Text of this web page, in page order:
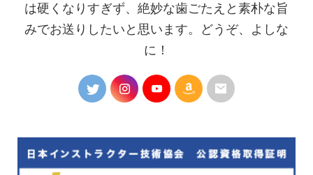
は硬くなりすぎず、絶妙な歯ごたえと素朴な旨
みでお送りしたいと思います。どうぞ、よしな
に！